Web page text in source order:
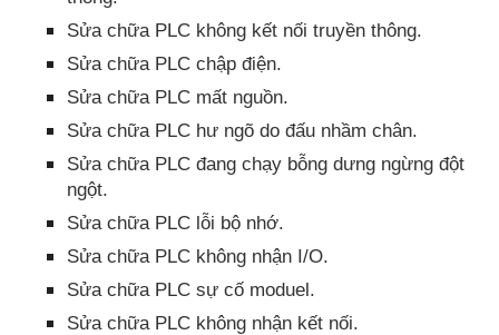
Sửa chữa PLC không kết nối truyền thông.
Sửa chữa PLC chập điện.
Sửa chữa PLC mất nguồn.
Sửa chữa PLC hư ngõ do đấu nhầm chân.
Sửa chữa PLC đang chạy bỗng dưng ngừng đột
ngột.
Sửa chữa PLC lỗi bộ nhớ.
Sửa chữa PLC không nhận I/O.
Sửa chữa PLC sự cố moduel.
Sửa chữa PLC không nhận kết nối.